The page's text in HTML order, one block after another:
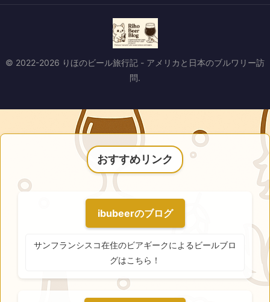
© 2022-2026 りほのビール旅行記 - アメリカと日本のブルワリー訪
問.
おすすめリンク
ibubeerのブログ
サンフランシスコ在住のビアギークによるビールブロ
グはこちら！